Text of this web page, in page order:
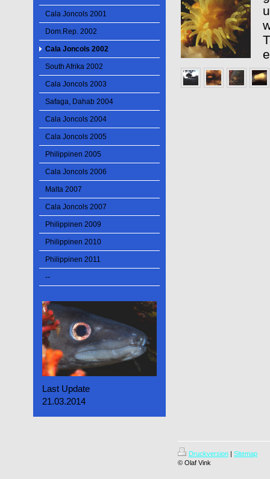
Cala Joncols 2001
Dom.Rep. 2002
Cala Joncols 2002
South Afrika 2002
Cala Joncols 2003
Safaga, Dahab 2004
Cala Joncols 2004
Cala Joncols 2005
Philippinen 2005
Cala Joncols 2006
Malta 2007
Cala Joncols 2007
Philippinen 2009
Philippinen 2010
Philippinen 2011
--
Last Update
21.03.2014
Druckversion | Sitemap
© Olaf Vink